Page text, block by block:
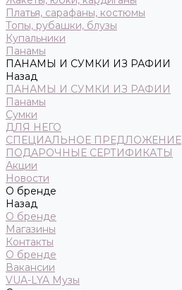
Платья, сарафаны, костюмы
Топы, рубашки, блузы
Купальники
Панамы
ПАНАМЫ И СУМКИ ИЗ РАФИИ
Назад
ПАНАМЫ И СУМКИ ИЗ РАФИИ
Панамы
Сумки
ДЛЯ НЕГО
СПЕЦИАЛЬНОЕ ПРЕДЛОЖЕНИЕ
ПОДАРОЧНЫЕ СЕРТИФИКАТЫ
Акции
Новости
О бренде
Назад
О бренде
Магазины
Контакты
О бренде
Вакансии
VUA-LYA Музы